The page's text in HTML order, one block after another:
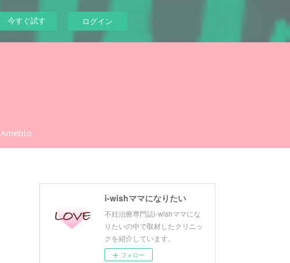
今すぐ試す ログイン
Ameblo
i-wishママになりたい
不妊治療専門誌i-wishママにな
りたいの中で取材したクリニッ
クを紹介しています。
フォロー